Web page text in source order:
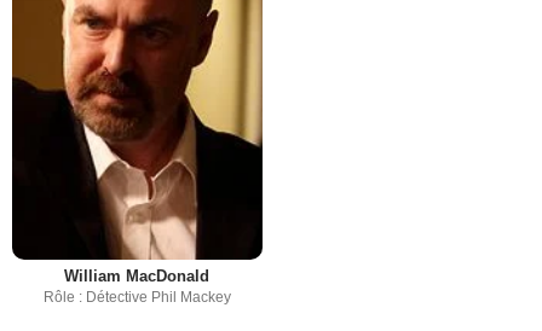
William MacDonald
Rôle : Détective Phil Mackey